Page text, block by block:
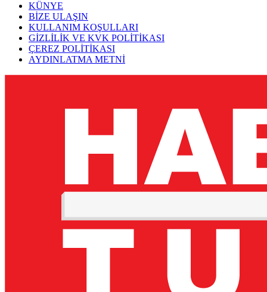
KÜNYE
BİZE ULAŞIN
KULLANIM KOŞULLARI
GİZLİLİK VE KVK POLİTİKASI
ÇEREZ POLİTİKASI
AYDINLATMA METNİ